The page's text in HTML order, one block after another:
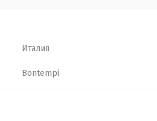
Италия
Bontempi